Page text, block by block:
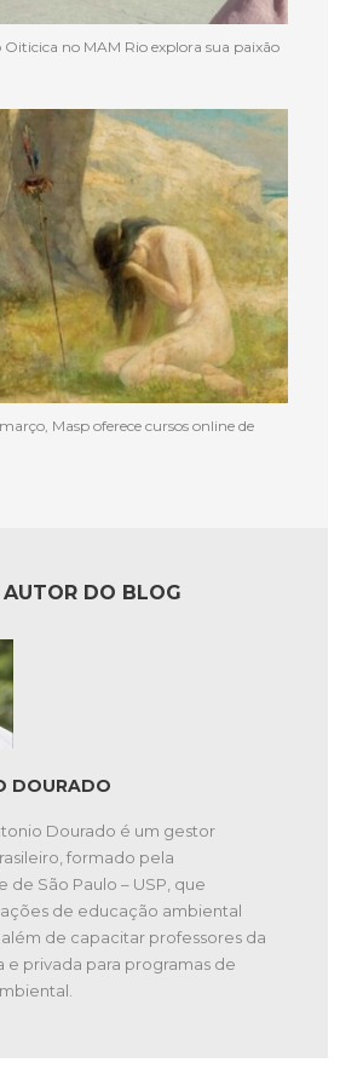
Oiticica no MAM Rio explora sua paixão
Masp oferece cursos online de
AUTOR DO BLOG
DOURADO
Dourado é um gestor
formado pela
de São Paulo – USP, que
de educação ambiental
além de capacitar professores da
e privada para programas de